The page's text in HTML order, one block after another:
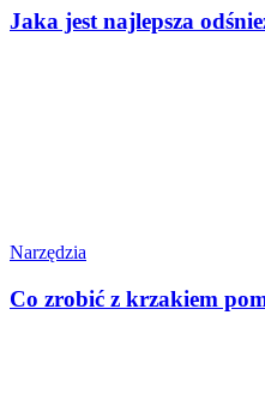
Jaka jest najlepsza
Narzędzia
Co zrobić z krzakiem